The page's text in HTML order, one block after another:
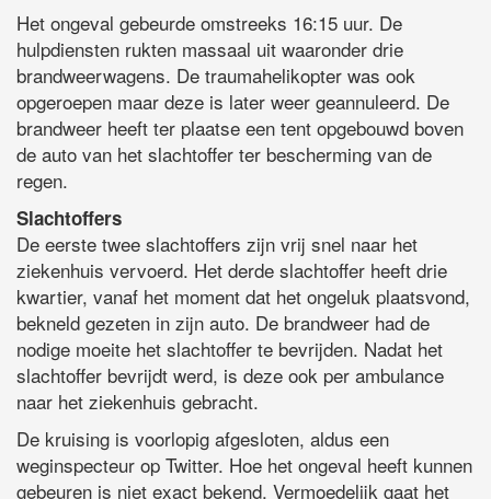
Het ongeval gebeurde omstreeks 16:15 uur. De
hulpdiensten rukten massaal uit waaronder drie
brandweerwagens. De traumahelikopter was ook
opgeroepen maar deze is later weer geannuleerd. De
brandweer heeft ter plaatse een tent opgebouwd boven
de auto van het slachtoffer ter bescherming van de
regen.
Slachtoffers
De eerste twee slachtoffers zijn vrij snel naar het
ziekenhuis vervoerd. Het derde slachtoffer heeft drie
kwartier, vanaf het moment dat het ongeluk plaatsvond,
bekneld gezeten in zijn auto. De brandweer had de
nodige moeite het slachtoffer te bevrijden. Nadat het
slachtoffer bevrijdt werd, is deze ook per ambulance
naar het ziekenhuis gebracht.
De kruising is voorlopig afgesloten, aldus een
weginspecteur op Twitter. Hoe het ongeval heeft kunnen
gebeuren is niet exact bekend. Vermoedelijk gaat het